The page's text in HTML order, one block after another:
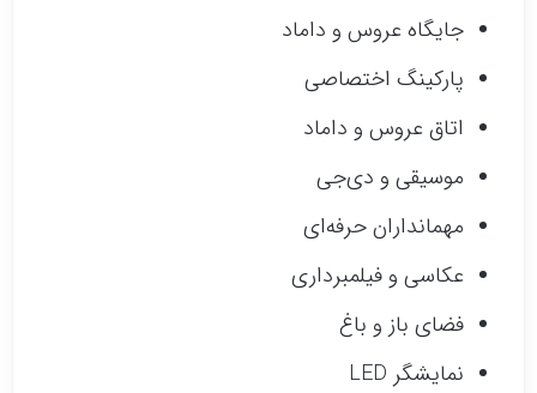
جایگاه عروس و داماد
پارکینگ اختصاصی
اتاق عروس و داماد
موسیقی و دی‌جی
مهمانداران حرفه‌ای
عکاسی و فیلمبرداری
فضای باز و باغ
نمایشگر LED